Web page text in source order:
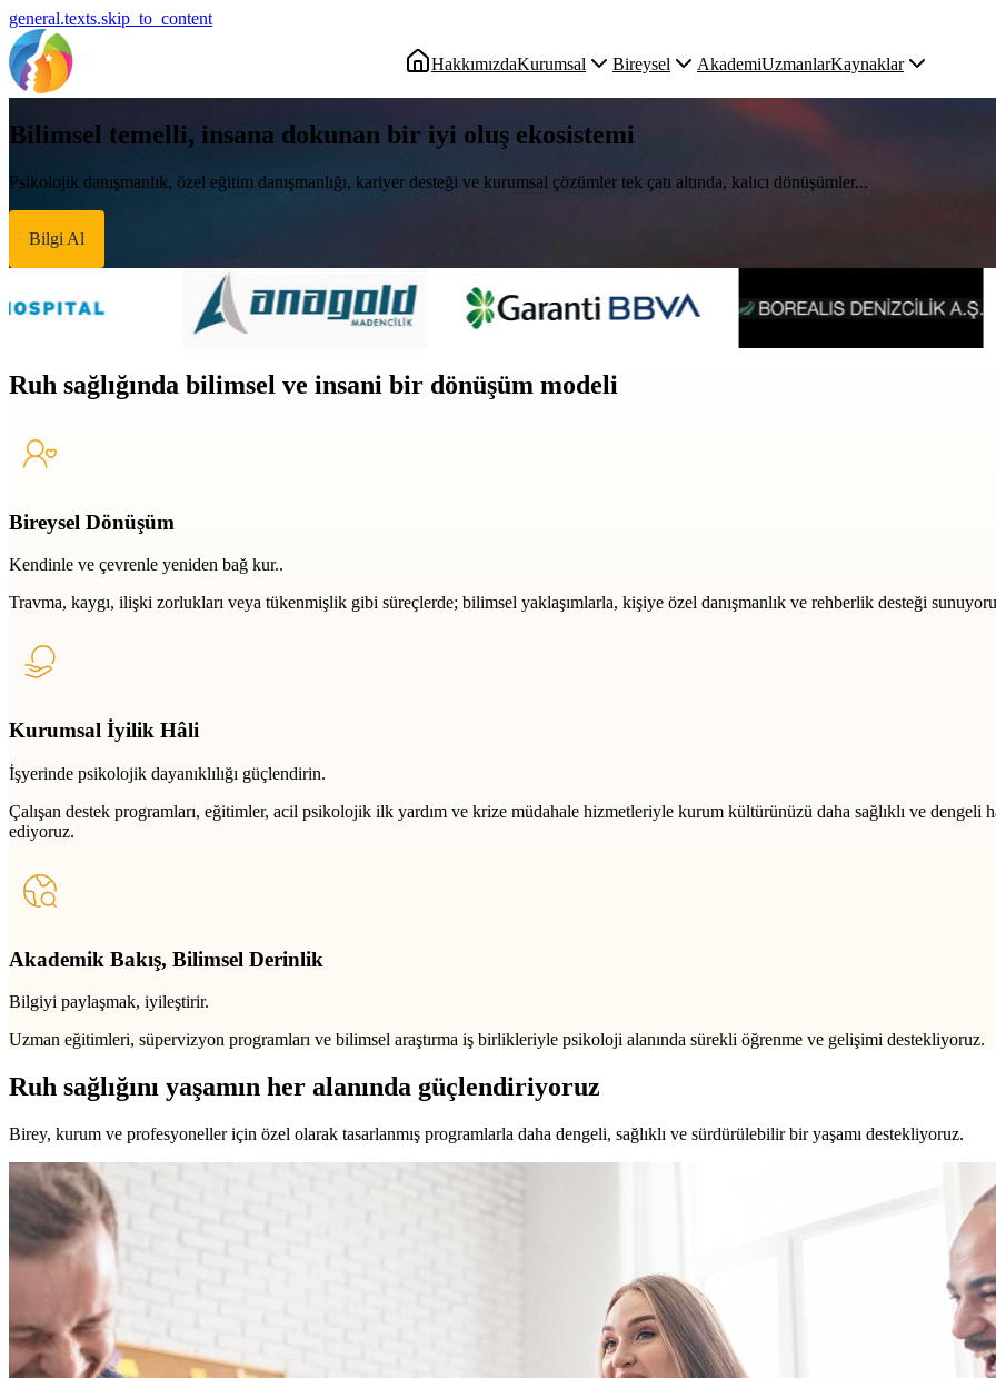
general.texts.skip_to_content
HakkımızdaKurumsal Bireysel AkademiUzmanlarKaynaklar
Bilimsel temelli, insana dokunan bir iyi oluş ekosistemi
Psikolojik danışmanlık, özel eğitim danışmanlığı, kariyer desteği ve kurumsal çözümler tek çatı altında, kalıcı dönüşümler...
Bilgi Al
Ruh sağlığında bilimsel ve insani bir dönüşüm modeli
Bireysel Dönüşüm
Kendinle ve çevrenle yeniden bağ kur..
Travma, kaygı, ilişki zorlukları veya tükenmişlik gibi süreçlerde; bilimsel yaklaşımlarla, kişiye özel danışmanlık ve rehberlik desteği
Kurumsal İyilik Hâli
İşyerinde psikolojik dayanıklılığı güçlendirin.
Çalışan destek programları, eğitimler, acil psikolojik ilk yardım ve krize müdahale hizmetleriyle kurum kültürünüzü daha sağlıklı ve
ediyoruz.
Akademik Bakış, Bilimsel Derinlik
Bilgiyi paylaşmak, iyileştirir.
Uzman eğitimleri, süpervizyon programları ve bilimsel araştırma iş birlikleriyle psikoloji alanında sürekli öğrenme ve gelişimi destekliyoruz.
Ruh sağlığını yaşamın her alanında güçlendiriyoruz
Birey, kurum ve profesyoneller için özel olarak tasarlanmış programlarla daha dengeli, sağlıklı ve sürdürülebilir bir yaşamı destekliyoruz.